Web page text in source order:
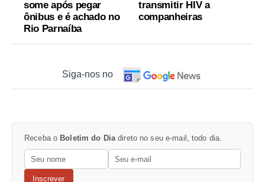
some após pegar
ônibus e é achado no
Rio Parnaíba
transmitir HIV a
companheiras
Siga-nos no
Receba o Boletim do Dia direto no seu e-mail, todo dia.
Inscrever